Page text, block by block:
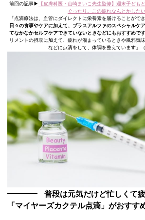
前回の記事▶︎
【皮膚科医・山崎まいこ先生監修】週末子ども
ぐったり。この疲れなんとかしたい
「点滴療法は、血管にダイレクトに栄養素を届けることがで
日々の食事やケアに加えて、プラスアルファのスペシャルケ
てなかなかセルフケアできていないときなどにもおすすめです
リメントの摂取に加えて、疲れが溜まっているときや風邪気
などに点滴をして、体調を整えています」（
普段は元気だけど忙しくて
「マイヤーズカクテル点滴」がおすす